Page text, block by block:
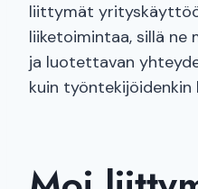
liittymät
liiketoimintaa, sillä ne
ja luotettavan
kuin työntekijöidenkin